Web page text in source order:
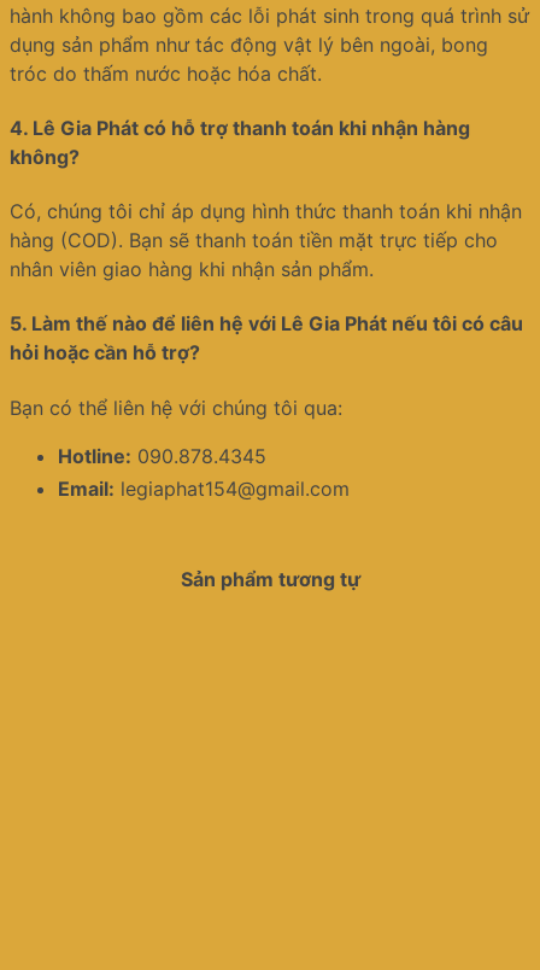
hành không bao gồm các lỗi phát sinh trong quá trình sử
dụng sản phẩm như tác động vật lý bên ngoài, bong
tróc do thấm nước hoặc hóa chất.
4. Lê Gia Phát có hỗ trợ thanh toán khi nhận hàng
không?
Có, chúng tôi chỉ áp dụng hình thức thanh toán khi nhận
hàng (COD). Bạn sẽ thanh toán tiền mặt trực tiếp cho
nhân viên giao hàng khi nhận sản phẩm.
5. Làm thế nào để liên hệ với Lê Gia Phát nếu tôi có câu
hỏi hoặc cần hỗ trợ?
Bạn có thể liên hệ với chúng tôi qua:
Hotline: 090.878.4345
Email: legiaphat154@gmail.com
Sản phẩm tương tự